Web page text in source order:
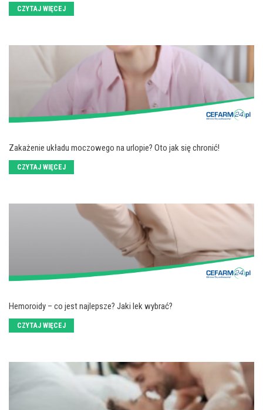
CZYTAJ WIĘCEJ
Zakażenie układu moczowego na urlopie? Oto jak się chronić!
CZYTAJ WIĘCEJ
Hemoroidy – co jest najlepsze? Jaki lek wybrać?
CZYTAJ WIĘCEJ